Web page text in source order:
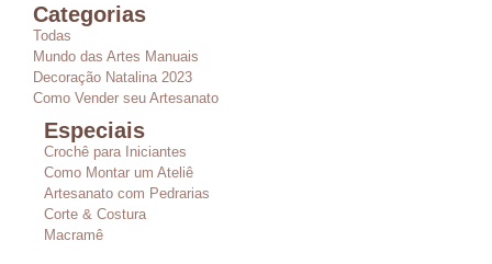
Categorias
Todas
Mundo das Artes Manuais
Decoração Natalina 2023
Como Vender seu Artesanato
Especiais
Crochê para Iniciantes
Como Montar um Ateliê
Artesanato com Pedrarias
Corte & Costura
Macramê